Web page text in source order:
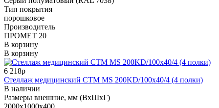
Тип покрытия
порошковое
Производитель
ПРОМЕТ 20
В корзину
В корзину
6 218р
Стеллаж медицинский СТМ MS 200KD/100х40/4 (4 полки)
В наличии
Размеры внешние, мм (ВхШхГ)
2000x1000x400